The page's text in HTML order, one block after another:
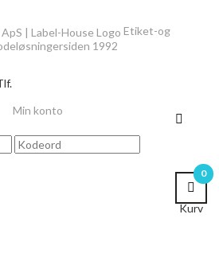
Etiket-og
siden 1992
0
Kurv
Min konto